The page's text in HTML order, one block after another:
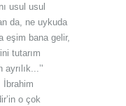
usul usul
da, ne uykuda
eşim bana gelir,
tutarım
İbrahim
o çok